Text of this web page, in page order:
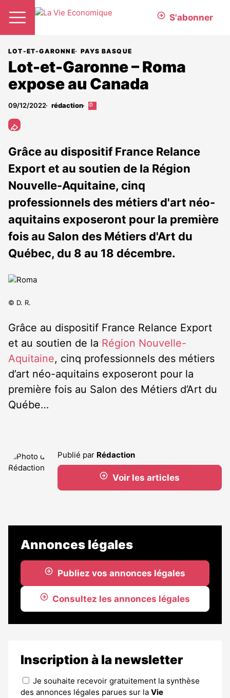
S'abonner
LOT-ET-GARONNE PAYS BASQUE
Lot-et-Garonne – Roma
expose au Canada
09/12/2022 rédaction
Cet
aux
abonnés
Grâce au dispositif France Relance
Export et au soutien de la Région
Nouvelle-Aquitaine, cinq
professionnels des métiers d'art néo-
aquitains exposeront pour la première
fois au Salon des Métiers d'Art du
Québec, du 8 au 18 décembre.
© D. R.
Grâce au dispositif France Relance Export
et au soutien de la Région Nouvelle-
Aquitaine, cinq professionnels des métiers
d’art néo-aquitains exposeront pour la
première fois au Salon des Métiers d’Art du
Québe…
Publié par Rédaction
Voir les articles
Annonces légales
Publiez vos annonces légales
Consultez les annonces légales
Inscription à la newsletter
Je souhaite recevoir gratuitement la synthèse
des annonces légales parues sur la Vie